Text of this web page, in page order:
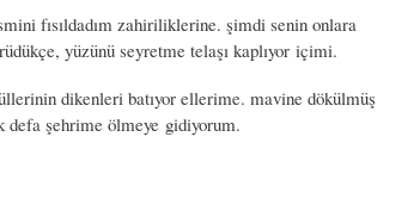
fısıldadım zahiriliklerine. şimdi senin onlara
yüzünü seyretme telaşı kaplıyor içimi.
dikenleri batıyor ellerime. mavine dökülmüş
defa şehrime ölmeye gidiyorum.